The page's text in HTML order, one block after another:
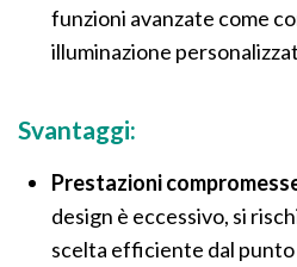
funzioni avanzate come
illuminazione
Svantaggi:
Prestazioni
design è eccessivo, si
scelta efficiente dal punto